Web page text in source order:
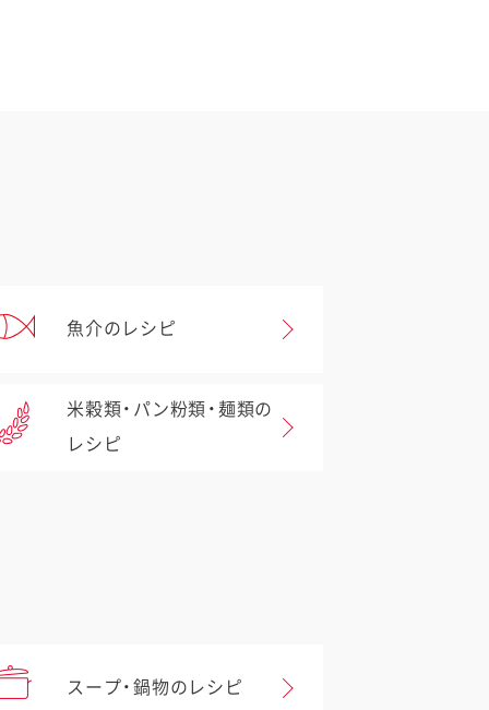
魚介のレシピ
米穀類・パン粉類・麺類の
レシピ
スープ・鍋物のレシピ